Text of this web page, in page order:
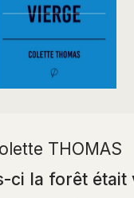
THOMAS
ci la forêt était